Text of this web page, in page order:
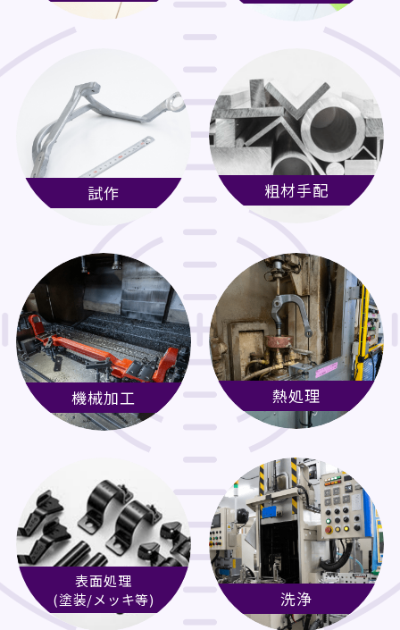
試作 粗材手配
機械加工 熱処理
表面処理
(塗装/メッキ等)
洗浄